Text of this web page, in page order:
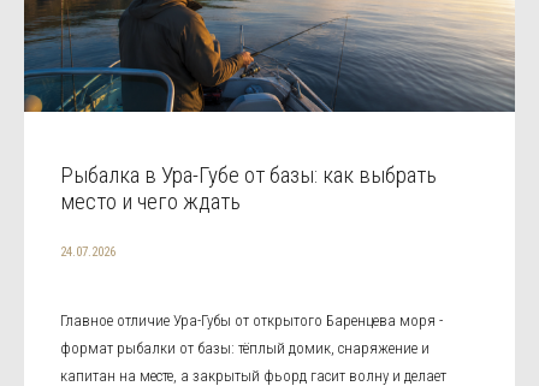
Рыбалка в Ура-Губе от базы: как выбрать
место и чего ждать
24.07.2026
Главное отличие Ура-Губы от открытого Баренцева моря -
формат рыбалки от базы: тёплый домик, снаряжение и
капитан на месте, а закрытый фьорд гасит волну и делает